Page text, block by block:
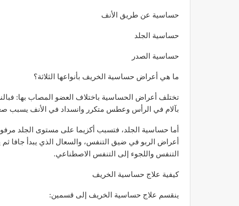
حساسية عن طريق الأنف
حساسية الجلد
حساسية الصدر
ما هي أعراض حساسية الخريف بأنواعها الثلاثة؟
تختلف أعراض الحساسية باختلاف العضو المصاب بها:
بآلام في الرأس وعطس متكرر وانسداد في الأنف يسبب
أما حساسية الجلد، فتسبب أكزيما على مستوى الجلد
أعراض الربو في ضيق التنفس، والسعال الذي يبدأ جافا
التنفس واللجوء إلى التنفس الاصطناعي.
كيفية علاج حساسية الخريف
ينقسم علاج حساسية الخريف إلى قسمين:
وتجهيزات حديثة وجد
ديسمبر 14, 2022
الدكتور مصطفى مودن يقدم نصائح